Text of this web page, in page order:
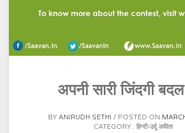
अपनी सारी जिंदगी
BY ANIRUDH SETHI POSTED ON
CATEGORY : हिन्दी-उर्दू कविता